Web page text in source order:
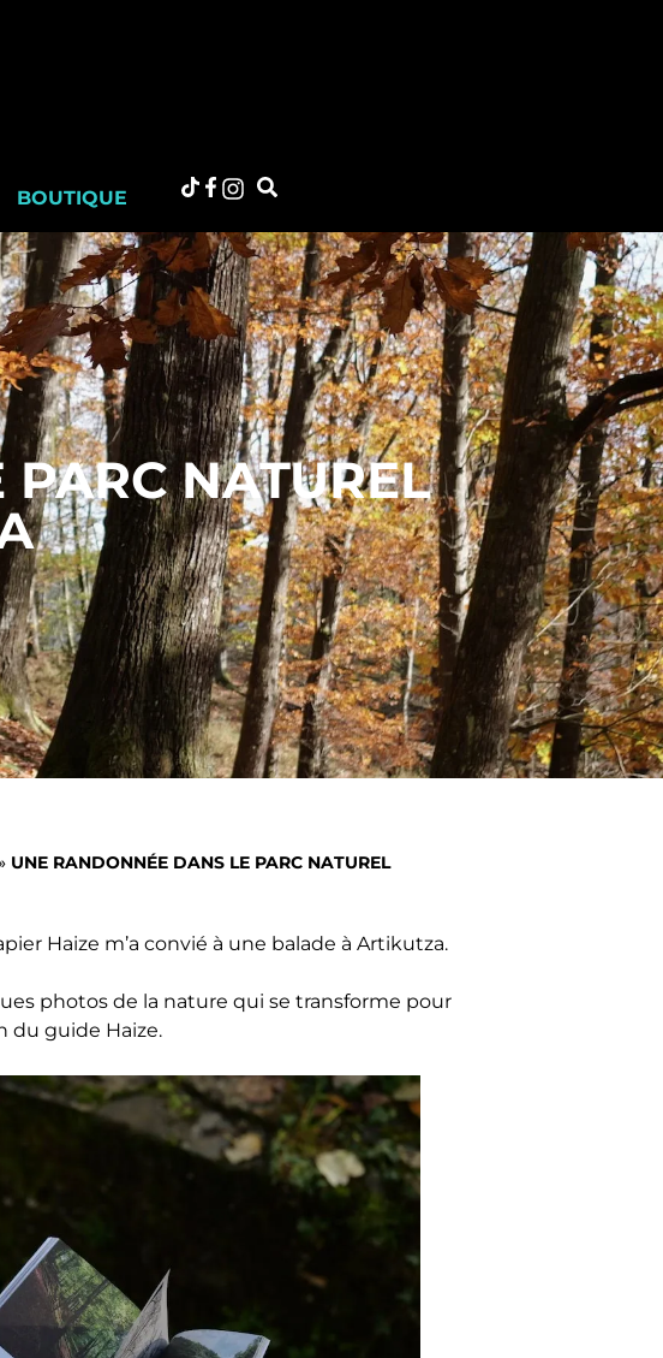
BOUTIQUE
NATUREL
UNE RANDONNÉE DANS LE PARC NATUREL
Haize m’a convié à une balade à Artikutza.
photos de la nature qui se transforme pour
du guide Haize.